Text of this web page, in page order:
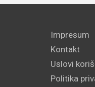
Impresum
Kontakt
Uslovi
Politika